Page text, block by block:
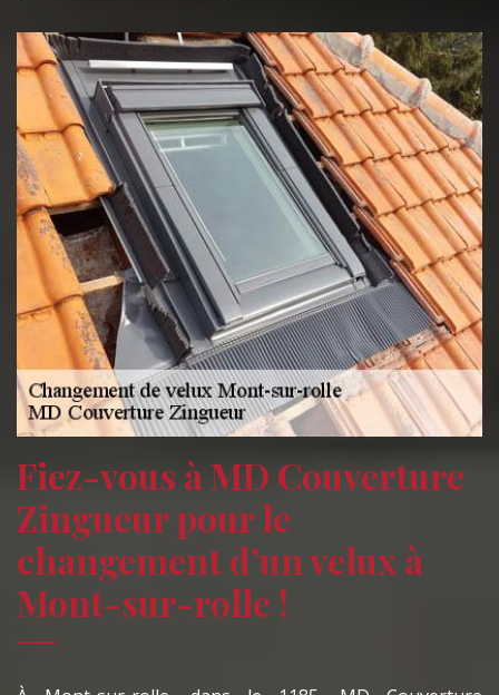
Fiez-vous à MD Couverture
Zingueur pour le
changement d’un velux à
Mont-sur-rolle !